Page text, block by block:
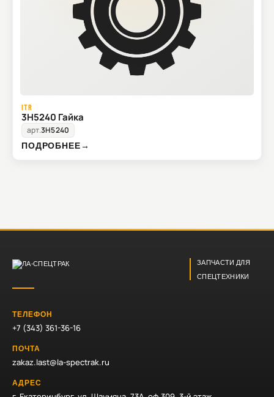
ITR
3H5240 Гайка
арт.3H5240
ПОДРОБНЕЕ→
ЗАПЧАСТИ ДЛЯ
СПЕЦТЕХНИКИ
ТЕЛЕФОН
+7 (343) 361-36-16
ПОЧТА
zakaz.last@la-spectrak.ru
АДРЕС